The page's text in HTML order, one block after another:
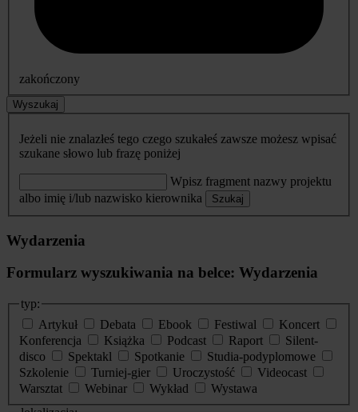
zakończony
Wyszukaj
Jeżeli nie znalazłeś tego czego szukałeś zawsze możesz wpisać
szukane słowo lub frazę poniżej
Wpisz fragment nazwy projektu
albo imię i/lub nazwisko kierownika
Szukaj
Wydarzenia
Formularz wyszukiwania na belce: Wydarzenia
typ:
Artykuł
Debata Ebook Festiwal
Koncert
Konferencja
Książka Podcast Raport
Silent-
disco
Spektakl Spotkanie
Studia-podyplomowe
Szkolenie
Turniej-gier Uroczystość
Videocast
Warsztat
Webinar Wykład
Wystawa